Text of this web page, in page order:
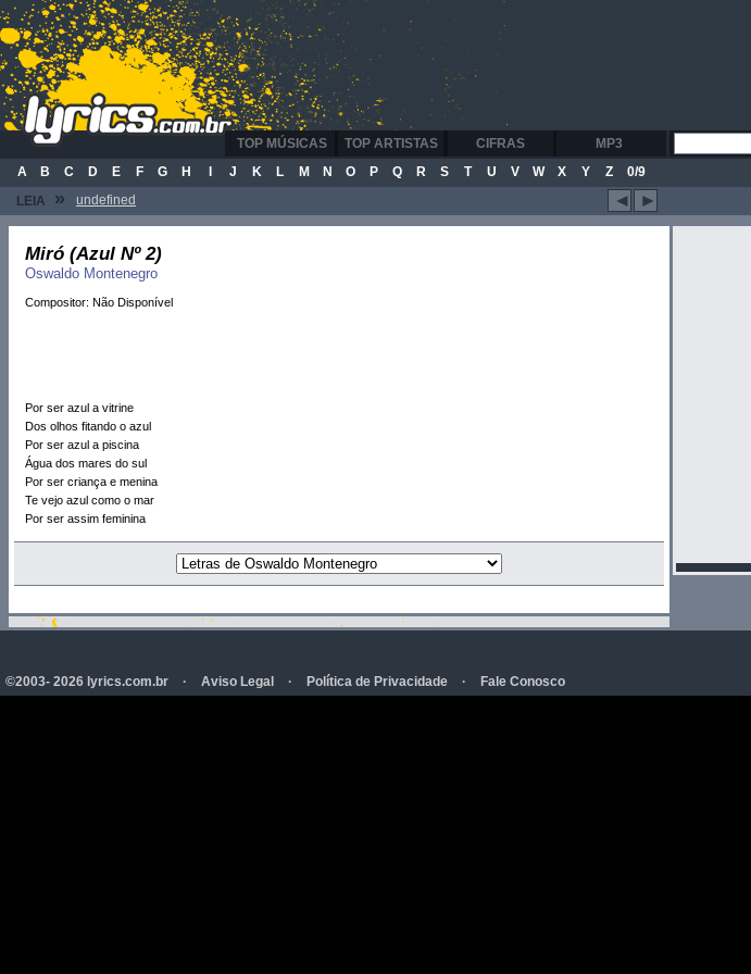
MP3
CIFRAS
TOP ARTISTAS
TOP MÚSICAS
A
B C D E F G H J K L M N O P Q R S T U V W X Y Z
0/9
LEIA
» undefined ◄ ►
Miró (Azul Nº 2)
Oswaldo Montenegro
Compositor: Não Disponível
Por ser azul a vitrine
Dos olhos fitando o azul
Por ser azul a piscina
Água dos mares do sul
Por ser criança e menina
Te vejo azul como o mar
Por ser assim feminina
©2003- 2026 lyrics.com.br · Aviso Legal · Política de Privacidade · Fale Conosco